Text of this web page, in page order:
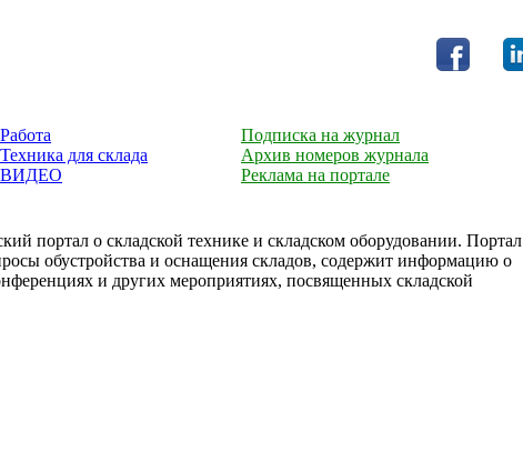
Работа
Подписка на журнал
Техника для склада
Архив номеров журнала
ВИДЕО Реклама на портале
портал о складской технике и складском оборудовании. Портал
обустройства и оснащения складов, содержит информацию о
и других мероприятиях, посвященных складской